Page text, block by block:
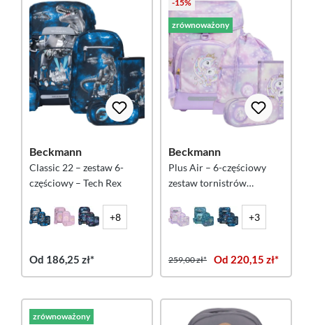
Beckmann
Classic 22 – zestaw 6-
częściowy – Tech Rex
+8
Od 186,25 zł*
-15%
zrównoważony
Beckmann
Plus Air – 6-częściowy
zestaw tornistrów
Princess Purple
+3
259,00 zł* Od 220,15 zł*
zrównoważony